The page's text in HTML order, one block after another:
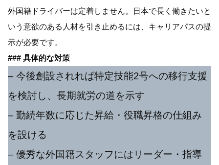
外国籍ドライバーは定着しません。日本で長く働きたいと
いう意欲のある人材を引き止めるには、キャリアパスの提
示が必要です。
### 具体的な対策
– 今後創設されれば特定技能2号への移行支援
を検討し、長期就労の道を示す
– 勤続年数に応じた昇給・役職昇格の仕組み
を設ける
– 優秀な外国籍スタッフにはリーダー・指導